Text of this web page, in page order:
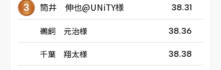
筒井 伸也@UNiTY様 38.31
鵜飼 元治様 38.36
千葉 翔太様 38.38